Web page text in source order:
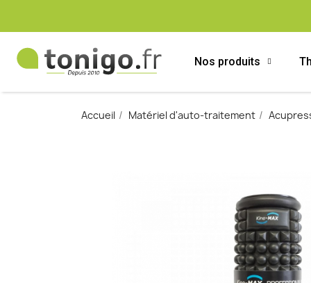
Nos produits
Accueil Matériel d'auto-traitement